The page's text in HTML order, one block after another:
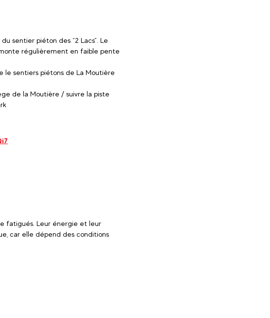
sentier piéton des “2 Lacs”. Le
régulièrement en faible pente
le sentiers piétons de La Moutière
de la Moutière / suivre la piste
fatigués. Leur énergie et leur
car elle dépend des conditions